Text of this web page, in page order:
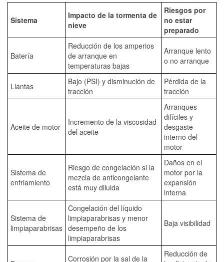
Sistema
Impacto de la tormenta de
nieve
Riesgos por
no estar
preparado
Batería
Reducción de los amperios
de arranque en
temperaturas bajas
Arranque lento
o no arranque
Llantas
Bajo (PSI) y disminución de
tracción
Pérdida de la
tracción
Aceite de motor
Incremento de la viscosidad
del aceite
Arranques
difíciles y
desgaste
interno del
motor
Sistema de
enfriamiento
Riesgo de congelación si la
mezcla de anticongelante
está muy diluida
Daños en el
motor por la
expansión
interna
Sistema de
limpiaparabrisas
Congelación del líquido
limpiaparabrisas y menor
desempeño de los
limpiaparabrisas
Baja visibilidad
Corrosión por la sal de la
Reducción de